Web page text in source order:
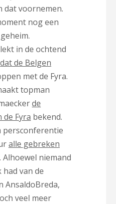
dat voornemen.
nog een
in de ochtend
dat de Belgen
met de Fyra.
topman
de
Fyra bekend.
persconferentie
alle gebreken
Alhoewel niemand
van de
AnsaldoBreda,
veel meer